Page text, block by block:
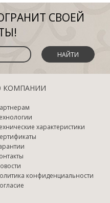
СВОЕЙ
НАЙТИ
КОМПАНИИ
характеристики
конфиденциальности